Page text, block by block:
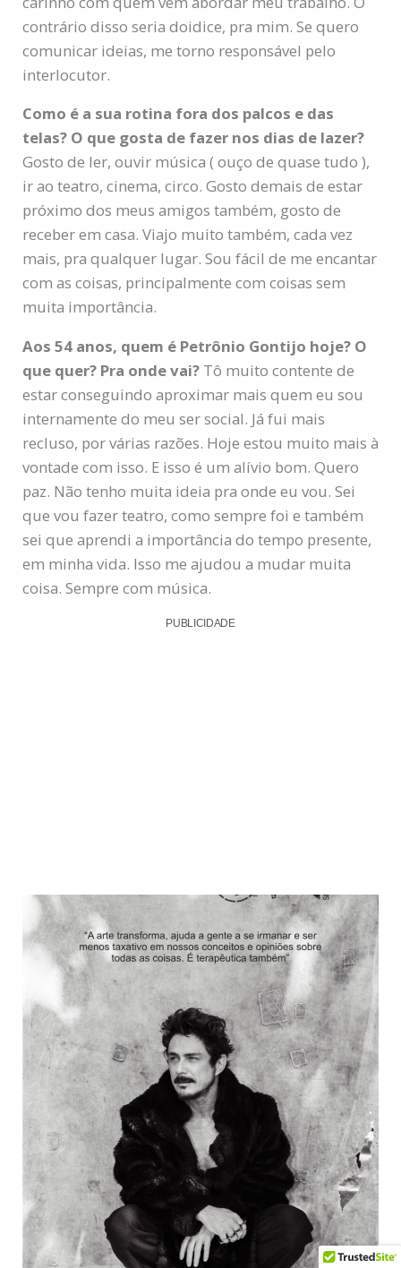
contrário disso seria doidice, pra mim. Se quero
comunicar ideias, me torno responsável pelo
interlocutor.
Como é a sua rotina fora dos palcos e das
telas? O que gosta de fazer nos dias de lazer?
Gosto de ler, ouvir música ( ouço de quase tudo ),
ir ao teatro, cinema, circo. Gosto demais de estar
próximo dos meus amigos também, gosto de
receber em casa. Viajo muito também, cada vez
mais, pra qualquer lugar. Sou fácil de me encantar
com as coisas, principalmente com coisas sem
muita importância.
Aos 54 anos, quem é Petrônio Gontijo hoje? O
que quer? Pra onde vai? Tô muito contente de
estar conseguindo aproximar mais quem eu sou
internamente do meu ser social. Já fui mais
recluso, por várias razões. Hoje estou muito mais à
vontade com isso. E isso é um alívio bom. Quero
paz. Não tenho muita ideia pra onde eu vou. Sei
que vou fazer teatro, como sempre foi e também
sei que aprendi a importância do tempo presente,
em minha vida. Isso me ajudou a mudar muita
coisa. Sempre com música.
PUBLICIDADE